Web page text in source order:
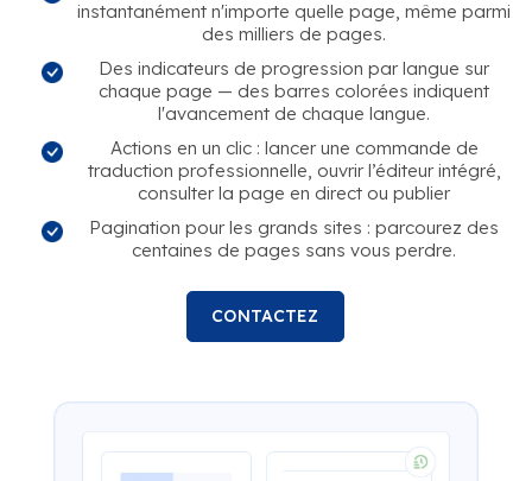
instantanément n'importe quelle page, même parmi
des milliers de pages.
Des indicateurs de progression par langue sur
chaque page — des barres colorées indiquent
l'avancement de chaque langue.
Actions en un clic : lancer une commande de
traduction professionnelle, ouvrir l’éditeur intégré,
consulter la page en direct ou publier
Pagination pour les grands sites : parcourez des
centaines de pages sans vous perdre.
CONTACTEZ